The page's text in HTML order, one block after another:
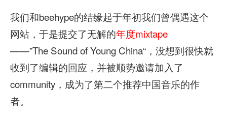
我们和beehype的结缘起于年初我们曾偶遇这个
网站，于是提交了无解的年度mixtape
——”The Sound of Young China“，没想到很快就
收到了编辑的回应，并被顺势邀请加入了
community，成为了第二个推荐中国音乐的作
者。